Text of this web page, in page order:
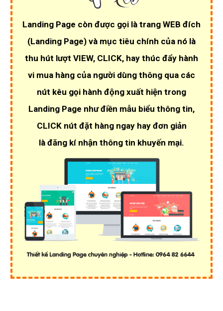
Landing Page còn được gọi là trang WEB đích
(Landing Page) và mục tiêu chính của nó là
thu hút lượt VIEW, CLICK, hay thúc đẩy hành
vi mua hàng của người dùng thông qua các
nút kêu gọi hành động xuất hiện trong
Landing Page như điền mẫu biểu thông tin,
CLICK nút đặt hàng ngay hay đơn giản
là đăng kí nhận thông tin khuyến mại.